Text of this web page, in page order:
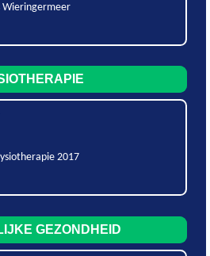
Wieringermeer
2017
GEZONDHEID